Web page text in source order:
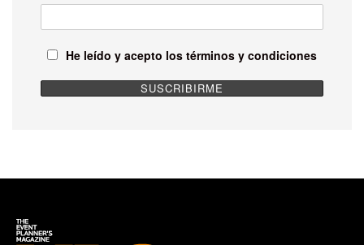
He leído y acepto los términos y condiciones